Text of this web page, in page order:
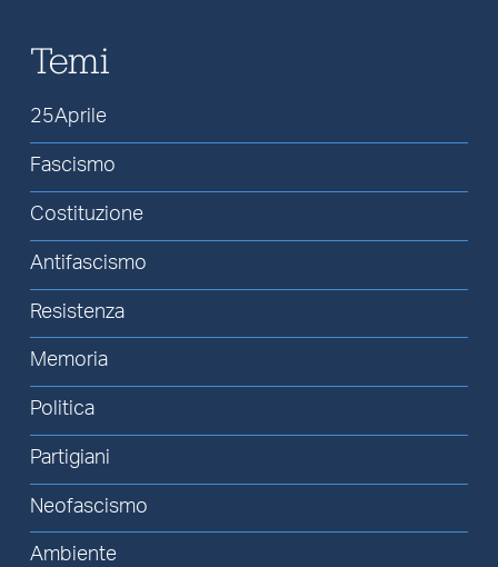
Temi
25Aprile
Fascismo
Costituzione
Antifascismo
Resistenza
Memoria
Politica
Partigiani
Neofascismo
Ambiente